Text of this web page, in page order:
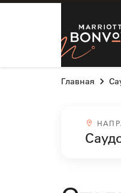
Skip to Content
Главная